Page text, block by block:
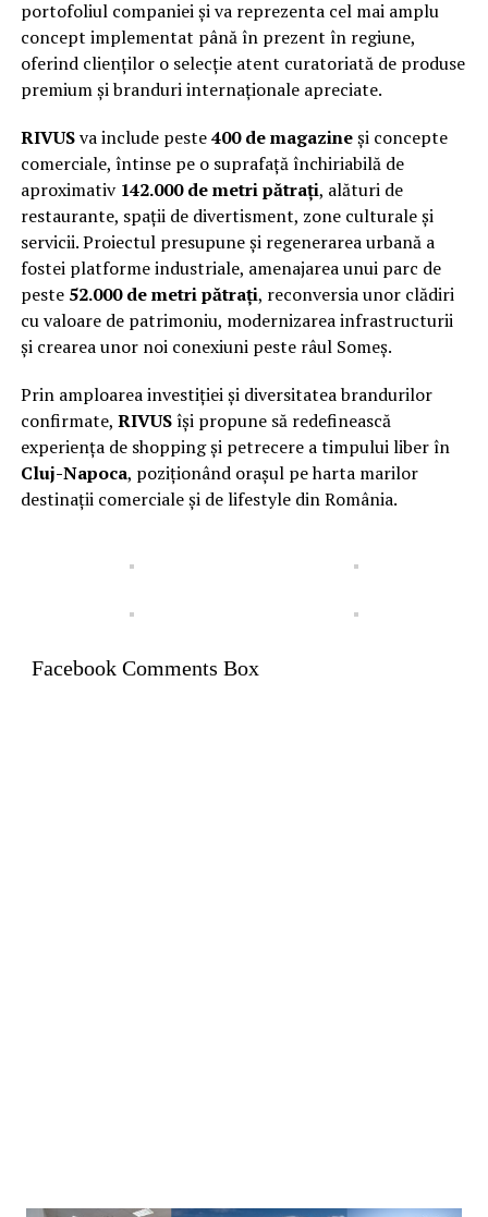
portofoliul companiei și va reprezenta cel mai amplu
concept implementat până în prezent în regiune,
oferind clienților o selecție atent curatoriată de produse
premium și branduri internaționale apreciate.
RIVUSva include peste400 de magazineși concepte
comerciale, întinse pe o suprafață închiriabilă de
aproximativ 142.000 de metri pătrați, alături de
restaurante, spații de divertisment, zone culturale și
servicii. Proiectul presupune și regenerarea urbană a
fostei platforme industriale, amenajarea unui parc de
peste 52.000 de metri pătrați, reconversia unor clădiri
cu valoare de patrimoniu, modernizarea infrastructurii
și crearea unor noi conexiuni peste râul Someș.
Prin amploarea investiției și diversitatea brandurilor
confirmate, RIVUSîși propune să redefinească
experiența de shopping și petrecere a timpului liber în
Cluj-Napoca, poziționând orașul pe harta marilor
destinații comerciale și de lifestyle din România.
Facebook Comments Box